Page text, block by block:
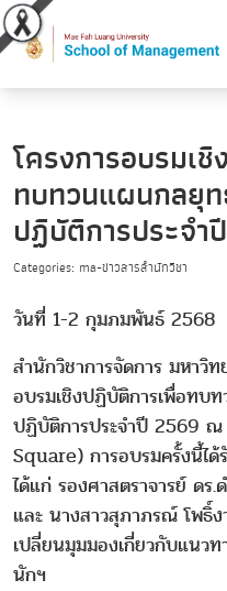
โครงการอบรมเ
ทบทวนแผนกลยุ
ปฏิบัติการประจำ
Categories: ma-ข่าวสารสำนักวิชา
วันที่ 1-2 กุมภมพันธ์ 2568
สำนักวิชาการจัดการ มหาวิ
อบรมเชิงปฏิบัติการเพื่อทบ
ปฏิบัติการประจำปี 2569
Square) การอบรมครั้งนี้ได้
ได้แก่ รองศาสตราจารย์ ด
และ นางสาวสุภาภรณ์ โพธิ์
เปลี่ยนมุมมองเกี่ยวกับแนว
นักฯ